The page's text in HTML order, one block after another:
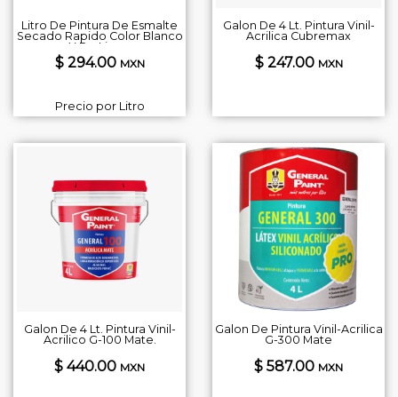
Litro De Pintura De Esmalte
Secado Rapido Color Blanco
Y De Linea
$ 294.00 MXN
Precio por Litro
Galon De 4 Lt. Pintura Vinil-
Acrilica Cubremax
$ 247.00 MXN
Galon De 4 Lt. Pintura Vinil-
Acrilico G-100 Mate.
$ 440.00 MXN
Galon De Pintura Vinil-Acrilica
G-300 Mate
$ 587.00 MXN